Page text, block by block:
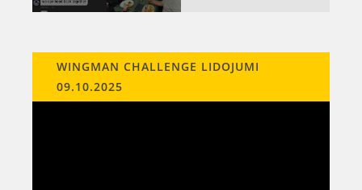
WINGMAN CHALLENGE LIDOJUMI
09.10.2025